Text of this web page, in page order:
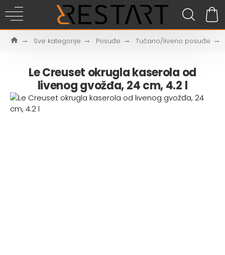
Sve kategorije Posuđe Tučano/liveno posuđe
Le Creuset okrugla kaserola od
livenog gvožđa, 24 cm, 4.2 l